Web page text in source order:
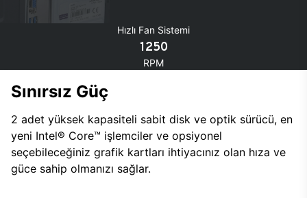
Hızlı Fan Sistemi
1250
RPM
Sınırsız Güç
2 adet yüksek kapasiteli sabit disk ve optik sürücü, en
yeni Intel® Core™ işlemciler ve opsiyonel
seçebileceğiniz grafik kartları ihtiyacınız olan hıza ve
güce sahip olmanızı sağlar.